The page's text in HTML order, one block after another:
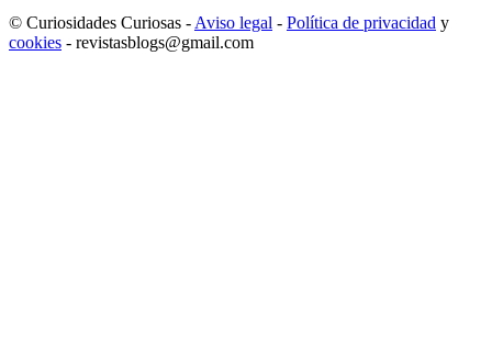
© Curiosidades Curiosas - Aviso legal - Política de privacidad y
cookies - revistasblogs@gmail.com